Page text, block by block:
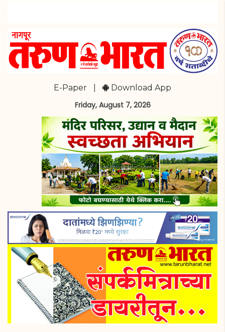
E-Paper Download App
Friday, August 7, 2026